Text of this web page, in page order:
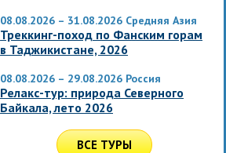
08.08.2026 – 31.08.2026 Средняя Азия
Треккинг-поход по Фанским горам
в Таджикистане, 2026
08.08.2026 – 29.08.2026 Россия
Релакс-тур: природа Северного
Байкала, лето 2026
ВСЕ ТУРЫ